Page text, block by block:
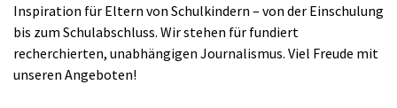
Inspiration für Eltern von Schulkindern – von der Einschulung
bis zum Schulabschluss. Wir stehen für fundiert
recherchierten, unabhängigen Journalismus. Viel Freude mit
unseren Angeboten!